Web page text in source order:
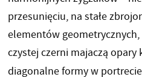
przesunięciu, na stałe
elementów
czystej czerni majaczą opary
diagonalne formy w portrecie